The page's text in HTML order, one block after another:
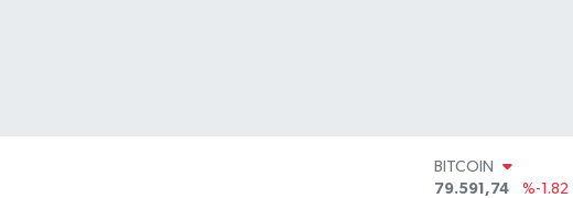
DOLAR
45,43620
%0.02